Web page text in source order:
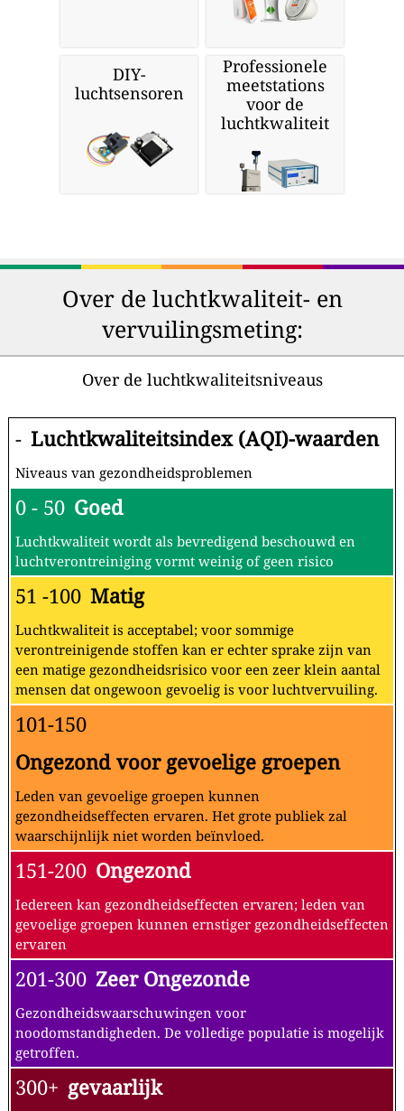
DIY-
luchtsensoren
Professionele
meetstations
voor de
luchtkwaliteit
Over de luchtkwaliteit- en
vervuilingsmeting:
Over de luchtkwaliteitsniveaus
- Luchtkwaliteitsindex (AQI)-waarden
Niveaus van gezondheidsproblemen
0 - 50 Goed
Luchtkwaliteit wordt als bevredigend beschouwd en
luchtverontreiniging vormt weinig of geen risico
51 -100 Matig
Luchtkwaliteit is acceptabel; voor sommige
verontreinigende stoffen kan er echter sprake zijn van
een matige gezondheidsrisico voor een zeer klein aantal
mensen dat ongewoon gevoelig is voor luchtvervuiling.
101-150
Ongezond voor gevoelige groepen
Leden van gevoelige groepen kunnen
gezondheidseffecten ervaren. Het grote publiek zal
waarschijnlijk niet worden beïnvloed.
151-200 Ongezond
Iedereen kan gezondheidseffecten ervaren; leden van
gevoelige groepen kunnen ernstiger gezondheidseffecten
ervaren
201-300 Zeer Ongezonde
Gezondheidswaarschuwingen voor
noodomstandigheden. De volledige populatie is mogelijk
getroffen.
300+ gevaarlijk